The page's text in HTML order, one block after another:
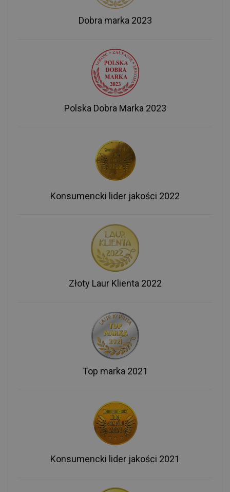
Dobra marka 2023
Polska Dobra Marka 2023
Konsumencki lider jakości 2022
Złoty Laur Klienta 2022
Top marka 2021
Konsumencki lider jakości 2021